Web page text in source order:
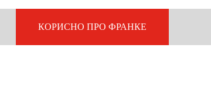
КОРИСНО ПРО ФРАНКЕ